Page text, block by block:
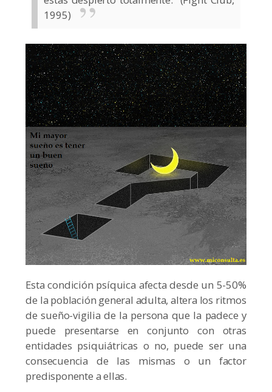
1995)
Esta condición psíquica afecta desde un 5-50%
de la población general adulta, altera los ritmos
de sueño-vigilia de la persona que la padece y
puede presentarse en conjunto con otras
entidades psiquiátricas o no, puede ser una
consecuencia de las mismas o un factor
predisponente a ellas.